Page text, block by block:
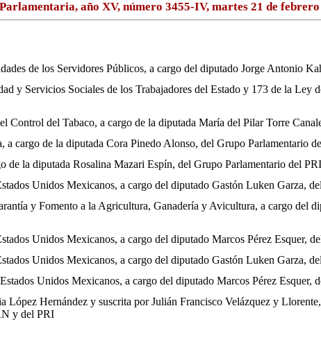
año XV, número 3455-IV, martes 21 de febrero
de los Servidores Públicos, a cargo del diputado Jorge Antonio
y Servicios Sociales de los Trabajadores del Estado y 173 de la Ley
Control del Tabaco, a cargo de la diputada María del Pilar Torre
cargo de la diputada Cora Pinedo Alonso, del Grupo Parlamentario
de la diputada Rosalina Mazari Espín, del Grupo Parlamentario del PRI
Unidos Mexicanos, a cargo del diputado Gastón Luken Garza,
y Fomento a la Agricultura, Ganadería y Avicultura, a cargo del
Unidos Mexicanos, a cargo del diputado Marcos Pérez Esquer,
Unidos Mexicanos, a cargo del diputado Gastón Luken Garza,
Unidos Mexicanos, a cargo del diputado Marcos Pérez Esquer,
López Hernández y suscrita por Julián Francisco Velázquez y
y del PRI